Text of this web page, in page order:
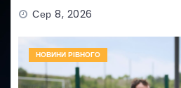
Сер 8, 2026
НОВИНИ РІВНОГО